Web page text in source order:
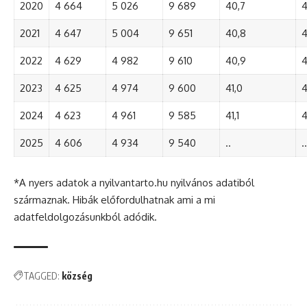
2020 4 664 5 026 9 689 40,7
2021 4 647 5 004 9 651 40,8
2022 4 629 4 982 9 610 40,9
2023 4 625 4 974 9 600 41,0
2024 4 623 4 961 9 585 41,1
2025 4 606 4 934 9 540 .. ..
*A nyers adatok a nyilvantarto.hu nyilvános adatiból
származnak. Hibák előfordulhatnak ami a mi
adatfeldolgozásunkból adódik.
TAGGED: község